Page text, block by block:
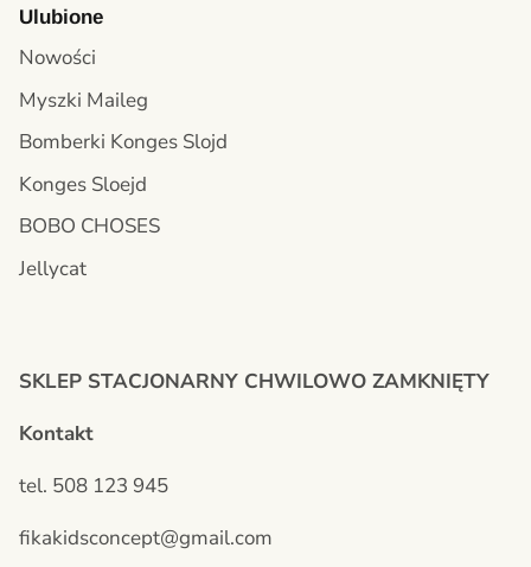
Ulubione
Nowości
Myszki Maileg
Bomberki Konges Slojd
Konges Sloejd
BOBO CHOSES
Jellycat
SKLEP STACJONARNY CHWILOWO ZAMKNIĘTY
Kontakt
tel. 508 123 945
fikakidsconcept@gmail.com